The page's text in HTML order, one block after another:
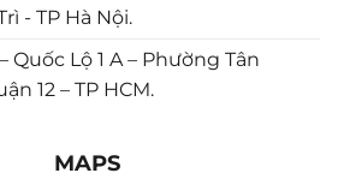
- TP Hà Nội.
Quốc Lộ 1 A – Phường Tân
12 – TP HCM.
MAPS